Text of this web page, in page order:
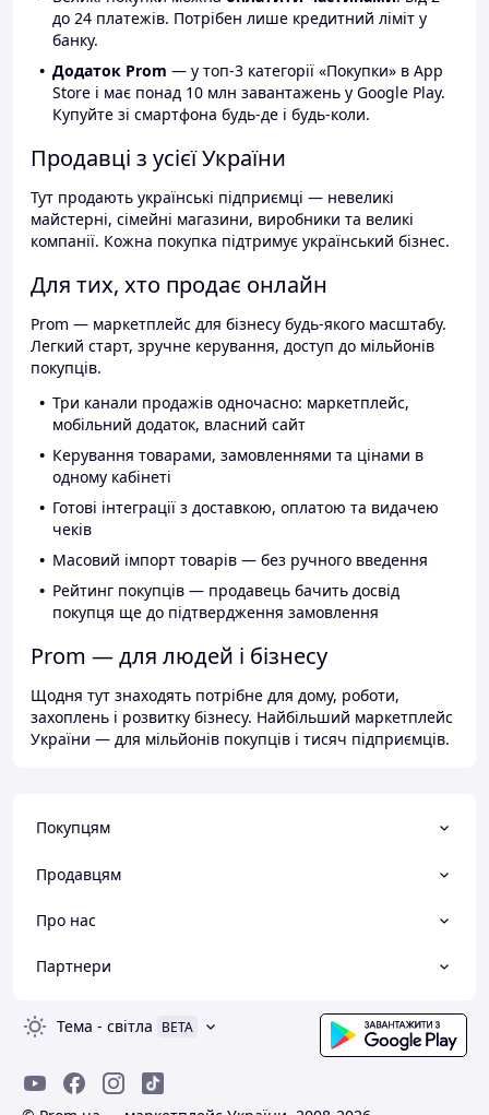
до 24 платежів. Потрібен лише кредитний ліміт у
банку.
Додаток Prom — у топ-3 категорії «Покупки» в App
Store і має понад 10 млн завантажень у Google Play.
Купуйте зі смартфона будь-де і будь-коли.
Продавці з усієї України
Тут продають українські підприємці — невеликі
майстерні, сімейні магазини, виробники та великі
компанії. Кожна покупка підтримує український бізнес.
Для тих, хто продає онлайн
Prom — маркетплейс для бізнесу будь-якого масштабу.
Легкий старт, зручне керування, доступ до мільйонів
покупців.
Три канали продажів одночасно: маркетплейс,
мобільний додаток, власний сайт
Керування товарами, замовленнями та цінами в
одному кабінеті
Готові інтеграції з доставкою, оплатою та видачею
чеків
Масовий імпорт товарів — без ручного введення
Рейтинг покупців — продавець бачить досвід
покупця ще до підтвердження замовлення
Prom — для людей і бізнесу
Щодня тут знаходять потрібне для дому, роботи,
захоплень і розвитку бізнесу. Найбільший маркетплейс
України — для мільйонів покупців і тисяч підприємців.
Покупцям
Продавцям
Про нас
Партнери
Тема - світла BETA